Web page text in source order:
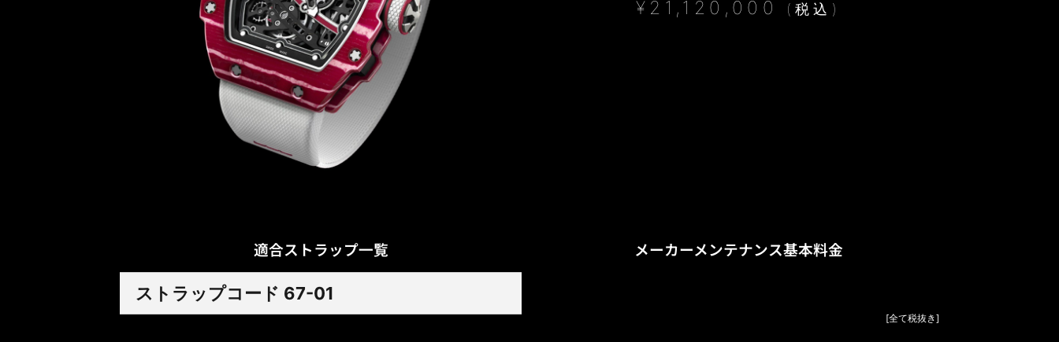
¥ 21,120,000 (税込)
適合ストラップ一覧
ストラップコード 67-01
メーカーメンテナンス基本料金
[全て税抜き]